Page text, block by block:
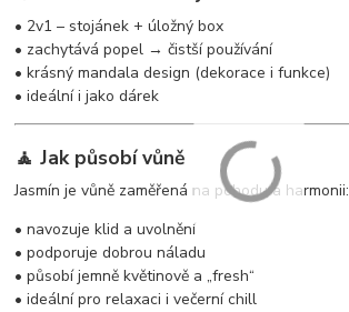
• 2v1 – stojánek + úložný box
• zachytává popel → čistší používání
• krásný mandala design (dekorace i funkce)
• ideální i jako dárek
🧘 Jak působí vůně
Jasmín je vůně zaměřená na pohodu a harmonii:
• navozuje klid a uvolnění
• podporuje dobrou náladu
• působí jemně květinově a „fresh“
• ideální pro relaxaci i večerní chill